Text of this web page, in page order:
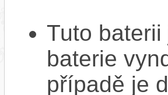
Tuto
baterie
případě je